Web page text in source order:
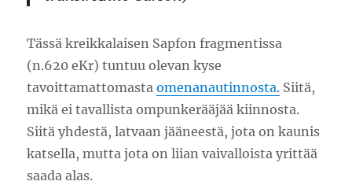
Tässä kreikkalaisen Sapfon fragmentissa
(n.620 eKr) tuntuu olevan kyse
tavoittamattomastaomenanautinnosta. Siitä,
mikä ei tavallista ompunkerääjää kiinnosta.
Siitä yhdestä, latvaan jääneestä, jota on kaunis
katsella, mutta jota on liian vaivalloista yrittää
saada alas.